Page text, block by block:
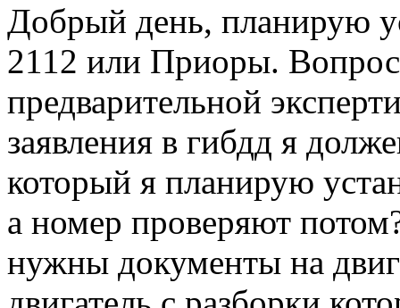
Добрый день, планирую
2112 или Приоры. Вопрос
предварительной
заявления в гибдд я
который я планирую
а номер проверяют
нужны документы на